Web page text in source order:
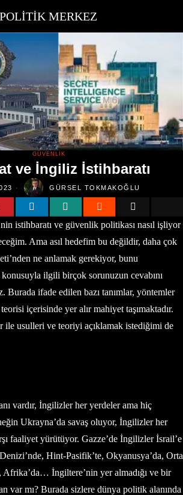
POLITIK MERKEZ
GÜVENLIK
ve İngiliz İstihbaratı
GÜRSEL TOKMAKOĞLU
istihbaratı ve güvenlik politikası nasıl işliyor
Ama asıl hedefim bu değildir, daha çok
ne anlamak gerekiyor, bunu
konusuyla ilgili birçok sorunuzun cevabını
Burada ifade edilen bazı tanımlar, yöntemler
içerisinde yer alır mahiyet taşımaktadır.
ile usulleri ve teoriyi açıklamak istediğimi de
vardır, İngilizler her yerdeler ama hiç
Ukrayna’da savaş oluyor, İngilizler her
faaliyet yürütüyor. Gazze’de İngilizler İsrail’e
Hint-Pasifik’te, Okyanusya’da, Orta
Afrika’da… İngiltere’nin yer almadığı ve bir
var mı? Burada sizlere dünya politik alanında